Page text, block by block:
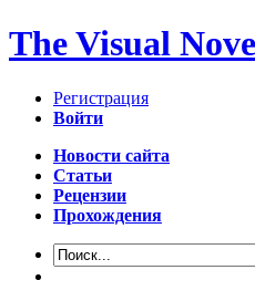
The Visual
Регистрация
Войти
Новости сайта
Статьи
Рецензии
Прохождения